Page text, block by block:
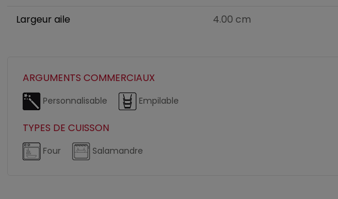
Largeur aile
4.00 cm
ARGUMENTS COMMERCIAUX
Personnalisable Empilable
TYPES DE CUISSON
Four Salamandre